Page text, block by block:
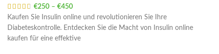
€250 – €450
Kaufen Sie Insulin online und revolutionieren Sie Ihre
Diabeteskontrolle. Entdecken Sie die Macht von Insulin online
kaufen für eine effektive